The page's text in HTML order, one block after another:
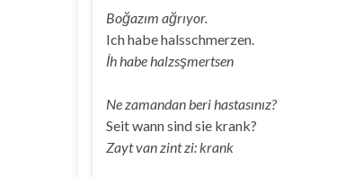
Boğazım ağrıyor.
Ich habe halsschmerzen.
İh habe halzsşmertsen
Ne zamandan beri hastasınız?
Seit wann sind sie krank?
Zayt van zint zi: krank